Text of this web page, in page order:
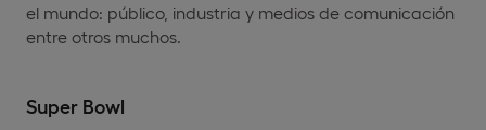
el mundo: público, industria y medios de comunicación
entre otros muchos.
Super Bowl